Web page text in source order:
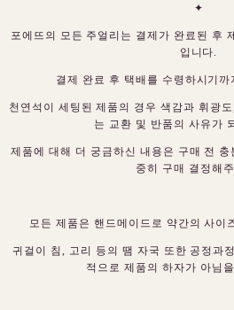
✦
포에뜨의 모든 주얼리는 결제가 완료된 후
입니다.
결제 완료 후 택배를 수령하시기
천연석이 세팅된 제품의 경우 색감과 휘광
는 교환 및 반품의 사유가
제품에 대해 더 궁금하신 내용은 구매 전
중히 구매 결정해
모든 제품은 핸드메이드로 약간의 사이
귀걸이 침, 고리 등의 땜 자국 또한 공정과
적으로 제품의 하자가 아님